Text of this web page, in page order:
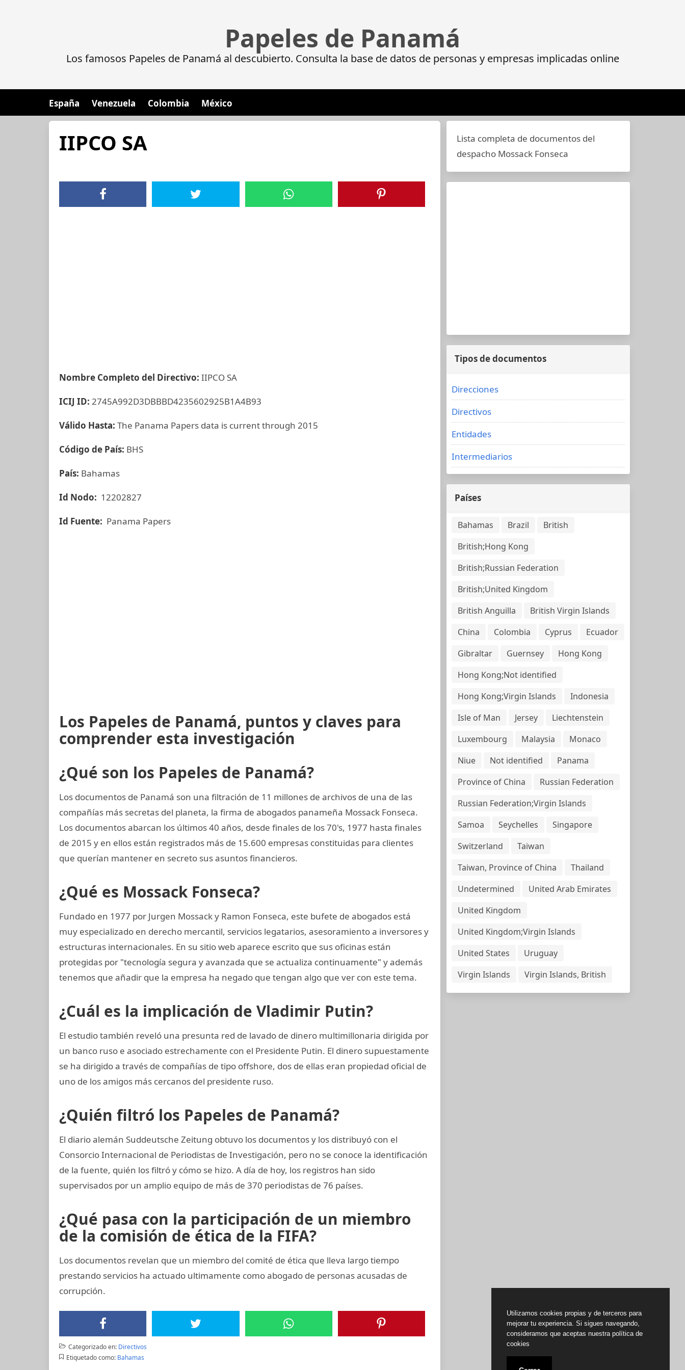
Papeles de Panamá
Los famosos Papeles de Panamá al descubierto. Consulta la base de datos de personas y empresas implicadas online
España Venezuela Colombia México
IIPCO SA
Nombre Completo del Directivo: IIPCO SA
ICIJ ID: 2745A992D3DBBBD4235602925B1A4B93
Válido Hasta: The Panama Papers data is current through 2015
Código de País: BHS
País: Bahamas
Id Nodo: 12202827
Id Fuente: Panama Papers
Los Papeles de Panamá, puntos y claves para
comprender esta investigación
¿Qué son los Papeles de Panamá?
Los documentos de Panamá son una filtración de 11 millones de archivos de una de las
compañías más secretas del planeta, la firma de abogados panameña Mossack Fonseca.
Los documentos abarcan los últimos 40 años, desde finales de los 70's, 1977 hasta finales
de 2015 y en ellos están registrados más de 15.600 empresas constituidas para clientes
que querían mantener en secreto sus asuntos financieros.
¿Qué es Mossack Fonseca?
Fundado en 1977 por Jurgen Mossack y Ramon Fonseca, este bufete de abogados está
muy especializado en derecho mercantil, servicios legatarios, asesoramiento a inversores y
estructuras internacionales. En su sitio web aparece escrito que sus oficinas están
protegidas por "tecnología segura y avanzada que se actualiza continuamente" y además
tenemos que añadir que la empresa ha negado que tengan algo que ver con este tema.
¿Cuál es la implicación de Vladimir Putin?
El estudio también reveló una presunta red de lavado de dinero multimillonaria dirigida por
un banco ruso e asociado estrechamente con el Presidente Putin. El dinero supuestamente
se ha dirigido a través de compañías de tipo offshore, dos de ellas eran propiedad oficial de
uno de los amigos más cercanos del presidente ruso.
¿Quién filtró los Papeles de Panamá?
El diario alemán Suddeutsche Zeitung obtuvo los documentos y los distribuyó con el
Consorcio Internacional de Periodistas de Investigación, pero no se conoce la identificación
de la fuente, quién los filtró y cómo se hizo. A día de hoy, los registros han sido
supervisados por un amplio equipo de más de 370 periodistas de 76 países.
¿Qué pasa con la participación de un miembro
de la comisión de ética de la FIFA?
Los documentos revelan que un miembro del comité de ética que lleva largo tiempo
prestando servicios ha actuado ultimamente como abogado de personas acusadas de
corrupción.
Categorizado en: Directivos
Etiquetado como: Bahamas
Lista completa de documentos del
despacho Mossack Fonseca
Tipos de documentos
Direcciones
Directivos
Entidades
Intermediarios
Países
Bahamas Brazil
British
British;Hong Kong
British;Russian Federation
British;United Kingdom
British Anguilla
British Virgin Islands
China
Colombia Cyprus
Ecuador
Gibraltar
Guernsey
Hong Kong
Hong Kong;Not identified
Hong Kong;Virgin Islands
Indonesia
Isle of Man
Jersey
Liechtenstein
Luxembourg
Malaysia
Monaco
Niue
Not identified
Panama
Province of China
Russian Federation
Russian Federation;Virgin Islands
Samoa
Seychelles
Singapore
Switzerland
Taiwan
Taiwan, Province of China
Thailand
Undetermined
United Arab Emirates
United Kingdom
United Kingdom;Virgin Islands
United States
Uruguay
Virgin Islands
Virgin Islands, British
Utilizamos cookies propias y de terceros para
mejorar tu experiencia. Si sigues navegando,
consideramos que aceptas nuestra política de
cookies